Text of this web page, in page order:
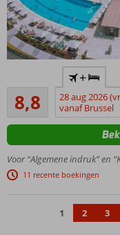
onbeperkt
toegang
tot het
grootste
van
Bulgarije!
Op korte
afstand
8,8
Aanrader
704
beoordelingen
+
28 aug 2026
vanaf Brussel
Voor “Algemene indruk” en
11 recente boekingen
1 2 3